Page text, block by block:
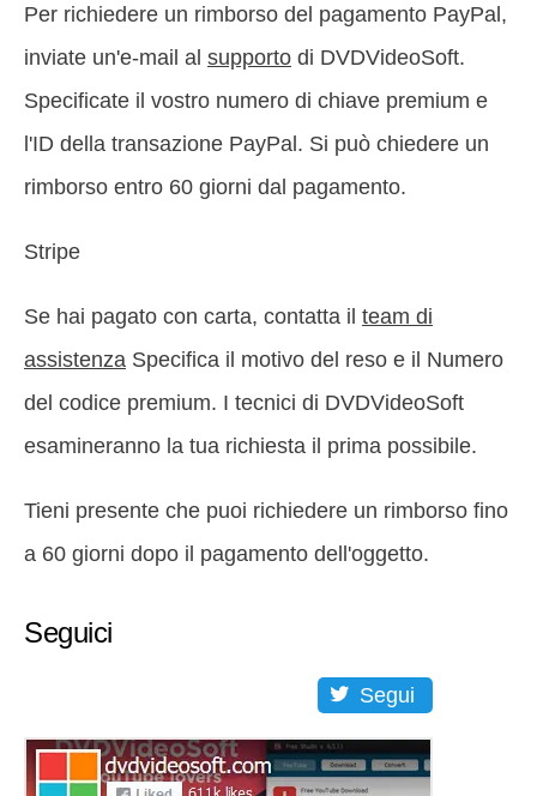
Per richiedere un rimborso del pagamento PayPal,
inviate un'e-mail al supporto di DVDVideoSoft.
Specificate il vostro numero di chiave premium e
l'ID della transazione PayPal. Si può chiedere un
rimborso entro 60 giorni dal pagamento.
Stripe
Se hai pagato con carta, contatta il team di
assistenza Specifica il motivo del reso e il Numero
del codice premium. I tecnici di DVDVideoSoft
esamineranno la tua richiesta il prima possibile.
Tieni presente che puoi richiedere un rimborso fino
a 60 giorni dopo il pagamento dell'oggetto.
Seguici
Segui